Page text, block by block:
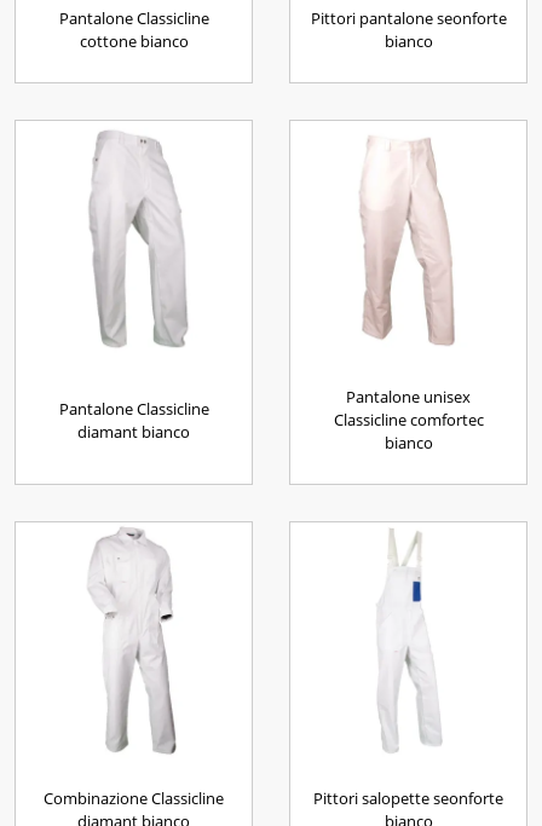
Pantalone Classicline
cottone bianco
Pittori pantalone seonforte
bianco
Pantalone Classicline
diamant bianco
Pantalone unisex
Classicline comfortec
bianco
Combinazione Classicline
diamant bianco
Pittori salopette seonforte
bianco